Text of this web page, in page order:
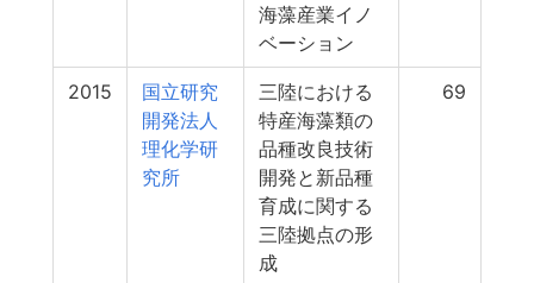
海藻産業イノ
ベーション
2015
国立研究
開発法人
理化学研
究所
三陸における
特産海藻類の
品種改良技術
開発と新品種
育成に関する
三陸拠点の形
成
69